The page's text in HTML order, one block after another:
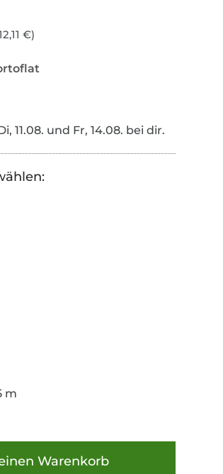
€)
11.08. und Fr, 14.08. bei dir.
m
Warenkorb